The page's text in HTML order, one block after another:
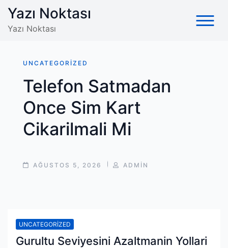
Skip
content
Yazı Noktası
Yazı Noktası
UNCATEGORIZED
Telefon Satmadan
Once Sim Kart
Cikarilmali Mi
POST
DATEAĞUSTOS 5, 2026
AUTHOR
ADMIN
UNCATEGORIZED
Gurultu Seviyesini Azaltmanin Yollari